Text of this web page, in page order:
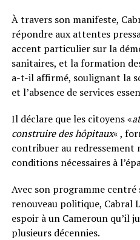
À travers son manifeste,
répondre aux attentes
accent particulier sur la
sanitaires, et la formation
a-t-il affirmé, soulignant la
et l’absence de services
Il déclare que les citoyens «
construire des hôpitaux« ,
contribuer au
conditions nécessaires à
Avec son programme
renouveau politique, Cabral
espoir à un Cameroun qu’il
plusieurs décennies.